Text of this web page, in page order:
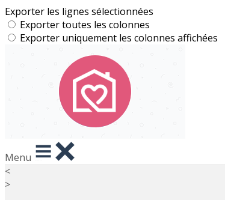
Exporter les lignes sélectionnées
Exporter toutes les colonnes
Exporter uniquement les colonnes affichées
Menu
<
>